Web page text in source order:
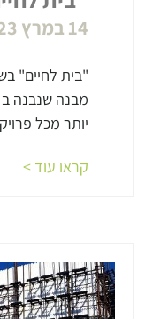
14 במרץ 2023
"בית לחיים"
יותר מכל
קראו עוד >